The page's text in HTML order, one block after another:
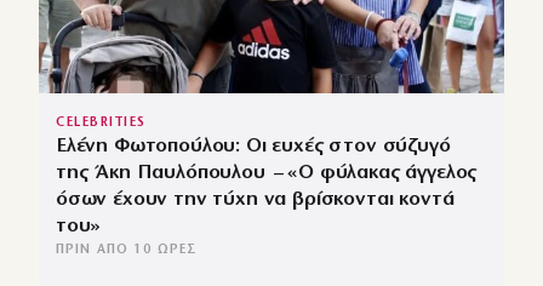
CELEBRITIES
Ελένη Φωτοπούλου: Οι ευχές στον σύζυγό
της Άκη Παυλόπουλου – «Ο φύλακας άγγελος
όσων έχουν την τύχη να βρίσκονται κοντά
του»
ΠΡΙΝ ΑΠΌ 10 ΏΡΕΣ